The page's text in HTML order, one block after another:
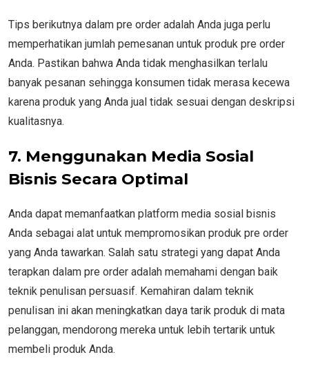
Tips berikutnya dalam pre order adalah Anda juga perlu
memperhatikan jumlah pemesanan untuk produk pre order
Anda. Pastikan bahwa Anda tidak menghasilkan terlalu
banyak pesanan sehingga konsumen tidak merasa kecewa
karena produk yang Anda jual tidak sesuai dengan deskripsi
kualitasnya.
7. Menggunakan Media Sosial
Bisnis Secara Optimal
Anda dapat memanfaatkan platform media sosial bisnis
Anda sebagai alat untuk mempromosikan produk pre order
yang Anda tawarkan. Salah satu strategi yang dapat Anda
terapkan dalam pre order adalah memahami dengan baik
teknik penulisan persuasif. Kemahiran dalam teknik
penulisan ini akan meningkatkan daya tarik produk di mata
pelanggan, mendorong mereka untuk lebih tertarik untuk
membeli produk Anda.